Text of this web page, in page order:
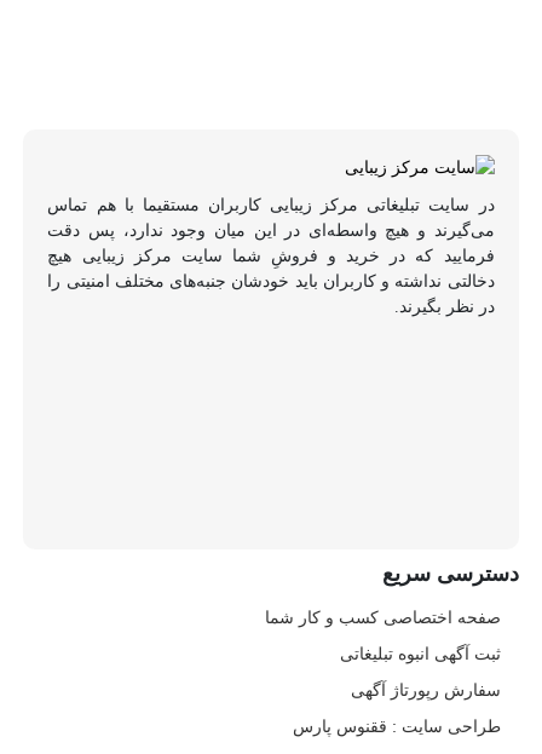
در سایت تبلیغاتی مرکز زیبایی کاربران مستقیما با هم تماس
می‌گیرند و هیچ واسطه‌ای در این میان وجود ندارد، پس دقت
فرمایید که در خرید و فروشِ شما سایت مرکز زیبایی هیچ
دخالتی نداشته و کاربران باید خودشان جنبه‌های مختلف امنیتی را
در نظر بگیرند.
دسترسی سریع
صفحه اختصاصی کسب و کار شما
ثبت آگهی انبوه تبلیغاتی
سفارش رپورتاژ آگهی
طراحی سایت : ققنوس پارس